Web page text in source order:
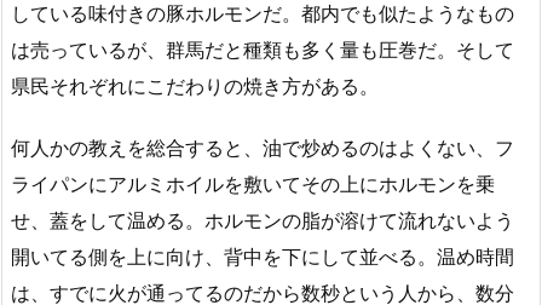
している味付きの豚ホルモンだ。都内でも似たようなもの
は売っているが、群馬だと種類も多く量も圧巻だ。そして
県民それぞれにこだわりの焼き方がある。
何人かの教えを総合すると、油で炒めるのはよくない、フ
ライパンにアルミホイルを敷いてその上にホルモンを乗
せ、蓋をして温める。ホルモンの脂が溶けて流れないよう
開いてる側を上に向け、背中を下にして並べる。温め時間
は、すでに火が通ってるのだから数秒という人から、数分